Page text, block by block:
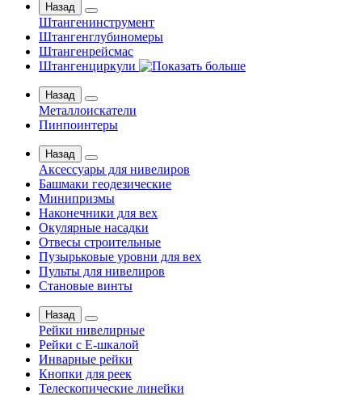
Назад
Штангенинструмент
Штангенглубиномеры
Штангенрейсмас
Штангенциркули
Назад
Металлоискатели
Пинпоинтеры
Назад
Аксессуары для нивелиров
Башмаки геодезические
Минипризмы
Наконечники для вех
Окулярные насадки
Отвесы строительные
Пузырьковые уровни для вех
Пульты для нивелиров
Становые винты
Назад
Рейки нивелирные
Рейки с Е-шкалой
Инварные рейки
Кнопки для реек
Телескопические линейки